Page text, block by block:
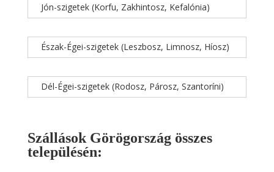
Jón-szigetek (Korfu, Zakhintosz, Kefalónia)
Észak-Égei-szigetek (Leszbosz, Limnosz, Híosz)
Dél-Égei-szigetek (Rodosz, Párosz, Szantoríni)
Szállások Görögország összes
településén: